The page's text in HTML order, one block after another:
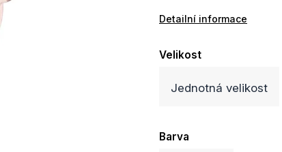
Detailní informace
Velikost
Jednotná velikost
Barva